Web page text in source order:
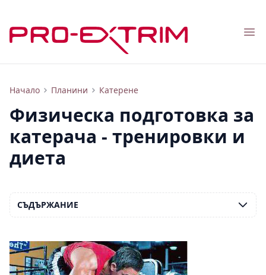
Начало Планини Катерене
Упражнения за катерачи: на какво да наблегнем в тренировките, как да спазваме диета, видео
Физическа подготовка за
катерача - тренировки и
диета
СЪДЪРЖАНИЕ